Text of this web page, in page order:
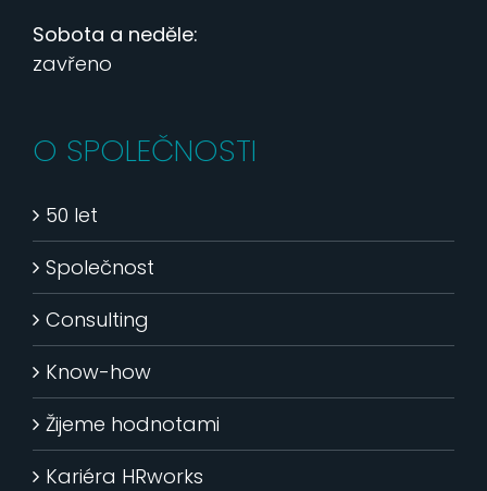
Sobota a neděle:
zavřeno
O SPOLEČNOSTI
50 let
Společnost
Consulting
Know-how
Žijeme hodnotami
Kariéra HRworks